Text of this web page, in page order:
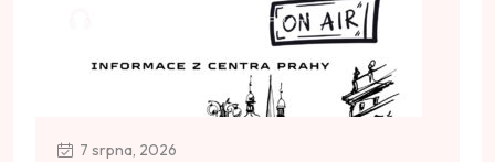
7 srpna, 2026